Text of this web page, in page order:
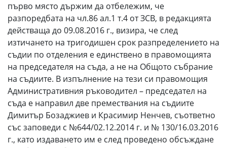
първо място държим да отбележим, че
разпоредбата на чл.86 ал.1 т.4 от ЗСВ, в редакцията
действаща до 09.08.2016 г., визира, че след
изтичането на тригодишен срок разпределението на
съдии по отделения е единствено в правомощията
на председателя на съда, а не на Общото събрание
на съдиите. В изпълнение на тези си правомощия
Административния ръководител – председател на
съда е направил две премествания на съдиите
Димитър Бозаджиев и Красимир Ненчев, съответно
със заповеди с №644/02.12.2014 г. и № 130/16.03.2016
г., като издаването им е след проведено обсъждане